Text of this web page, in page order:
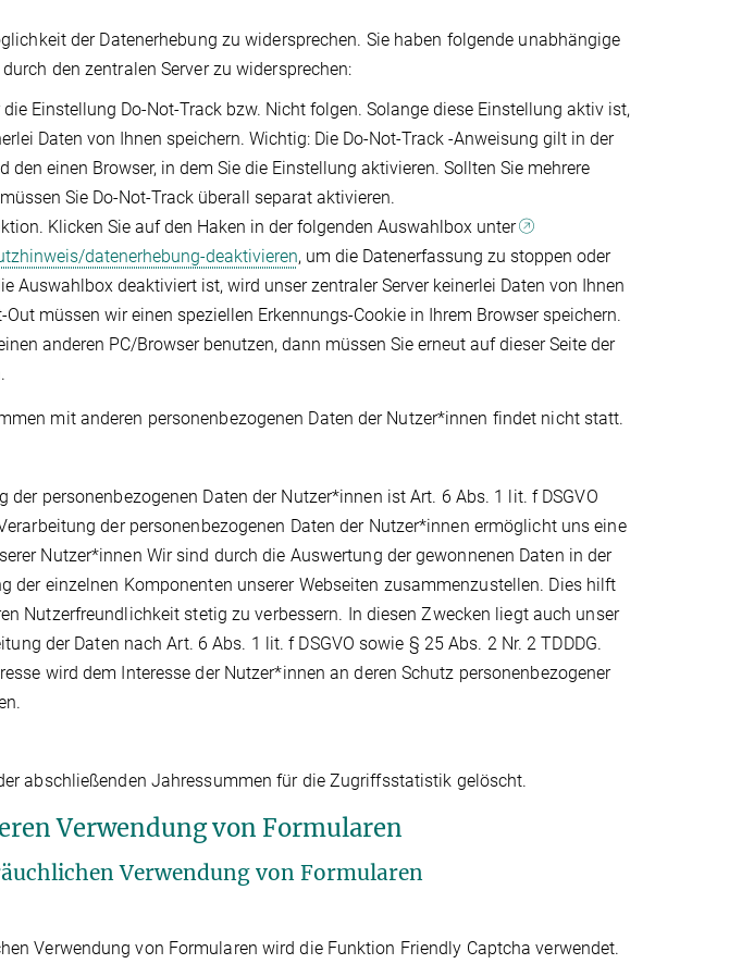
der Datenerhebung zu widersprechen. Sie haben folgende unabhängige
den zentralen Server zu widersprechen:
Einstellung Do-Not-Track bzw. Nicht folgen. Solange diese Einstellung aktiv ist,
Daten von Ihnen speichern. Wichtig: Die Do-Not-Track -Anweisung gilt in der
den einen Browser, in dem Sie die Einstellung aktivieren. Sollten Sie mehrere
Sie Do-Not-Track überall separat aktivieren.
Klicken Sie auf den Haken in der folgenden Auswahlbox unter
datenerhebung-deaktivieren, um die Datenerfassung zu stoppen oder
Auswahlbox deaktiviert ist, wird unser zentraler Server keinerlei Daten von Ihnen
müssen wir einen speziellen Erkennungs-Cookie in Ihrem Browser speichern.
anderen PC/Browser benutzen, dann müssen Sie erneut auf dieser Seite der
mit anderen personenbezogenen Daten der Nutzer*innen findet nicht statt.
der personenbezogenen Daten der Nutzer*innen ist Art. 6 Abs. 1 lit. f DSGVO
der personenbezogenen Daten der Nutzer*innen ermöglicht uns eine
Nutzer*innen Wir sind durch die Auswertung der gewonnenen Daten in der
der einzelnen Komponenten unserer Webseiten zusammenzustellen. Dies hilft
Nutzerfreundlichkeit stetig zu verbessern. In diesen Zwecken liegt auch unser
der Daten nach Art. 6 Abs. 1 lit. f DSGVO sowie § 25 Abs. 2 Nr. 2 TDDDG.
wird dem Interesse der Nutzer*innen an deren Schutz personenbezogener
abschließenden Jahressummen für die Zugriffsstatistik gelöscht.
Verwendung von Formularen
Verwendung von Formularen
Verwendung von Formularen wird die Funktion Friendly Captcha verwendet.